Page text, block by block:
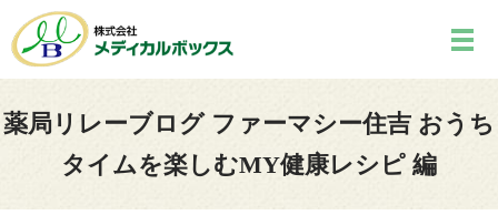
薬局リレーブログ ファーマシー住吉 おうち
タイムを楽しむMY健康レシピ 編